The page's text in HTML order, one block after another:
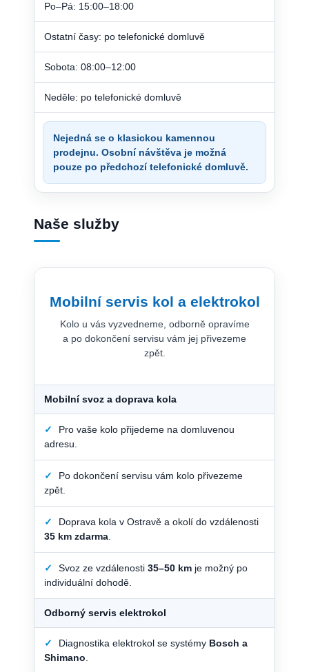
Po–Pá: 15:00–18:00
Ostatní časy: po telefonické domluvě
Sobota: 08:00–12:00
Neděle: po telefonické domluvě
Nejedná se o klasickou kamennou
prodejnu. Osobní návštěva je možná
pouze po předchozí telefonické domluvě.
Naše služby
Mobilní servis kol a elektrokol
Kolo u vás vyzvedneme, odborně opravíme
a po dokončení servisu vám jej přivezeme
zpět.
Mobilní svoz a doprava kola
✓
Pro vaše kolo přijedeme na domluvenou
adresu.
✓
Po dokončení servisu vám kolo přivezeme
zpět.
✓
Doprava kola v Ostravě a okolí do vzdálenosti
35 km zdarma
✓ Svoz ze vzdálenosti 35–50 km je možný po
individuální dohodě.
Odborný servis elektrokol
✓ Diagnostika elektrokol se systémy Bosch a
Shimano